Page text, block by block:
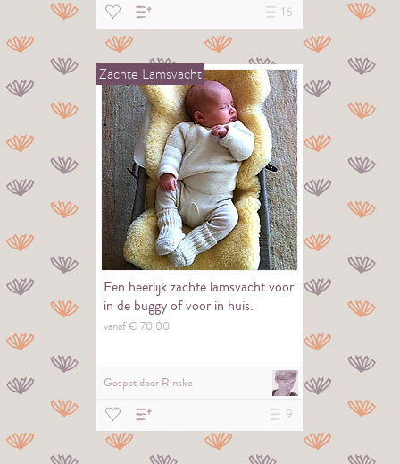
16
Zachte Lamsvacht
Een heerlijk zachte lamsvacht voor
in de buggy of voor in huis.
vanaf €70,00
Gespot door Rinske
9